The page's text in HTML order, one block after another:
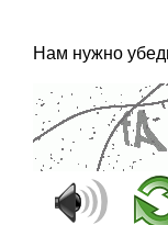
Нам нужно